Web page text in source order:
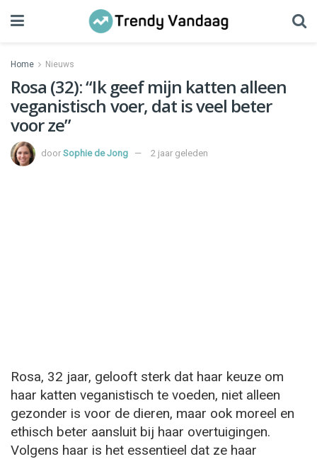
Home Nieuws
Rosa (32): “Ik geef mijn katten alleen
veganistisch voer, dat is veel beter
voor ze”
door Sophie de Jong 2 jaar geleden
Rosa, 32 jaar, gelooft sterk dat haar keuze om
haar katten veganistisch te voeden, niet alleen
gezonder is voor de dieren, maar ook moreel en
ethisch beter aansluit bij haar overtuigingen.
Volgens haar is het essentieel dat ze haar